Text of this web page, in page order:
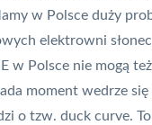
w Polsce duży
elektrowni
w Polsce nie mogą
moment wedrze
o tzw. duck curve.